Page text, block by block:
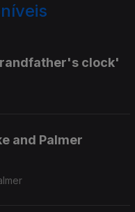
clock'
and Palmer